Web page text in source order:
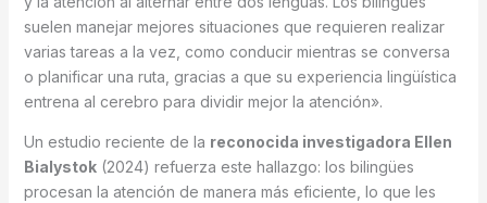
suelen manejar mejores situaciones que requieren realizar
varias tareas a la vez, como conducir mientras se conversa
o planificar una ruta, gracias a que su experiencia lingüística
entrena al cerebro para dividir mejor la atención».
Un estudio reciente de la reconocida investigadora Ellen
Bialystok(2024) refuerza este hallazgo: los bilingües
procesan la atención de manera más eficiente, lo que les